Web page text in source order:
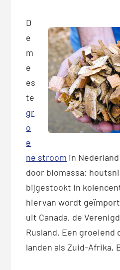
D
e
m
e
es
te
gr
o
e
ne stroom in
door biomassa:
bijgestookt in
hiervan wordt
uit Canada, de
Rusland. Een groeiend
landen als Zuid-Afrika,